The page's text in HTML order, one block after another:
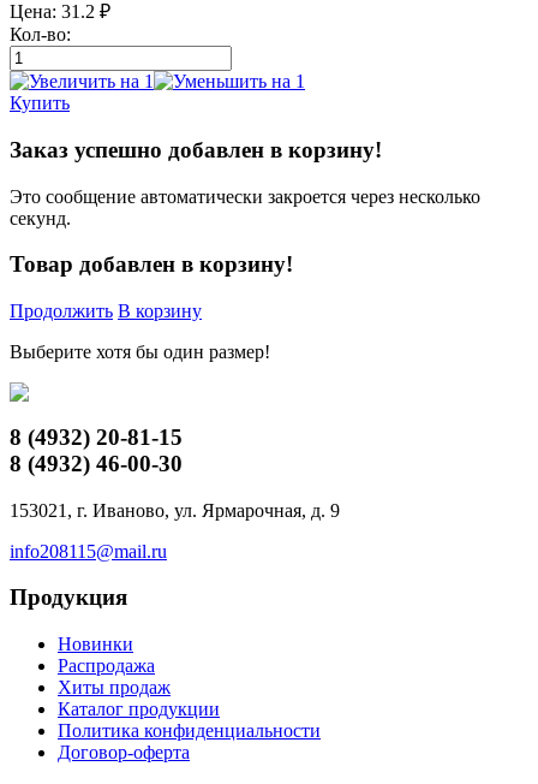
Цена: 31.2 ₽
Кол-во:
Купить
Заказ успешно добавлен в корзину!
Это сообщение автоматически закроется через несколько
секунд.
Товар добавлен в корзину!
Продолжить В корзину
Выберите хотя бы один размер!
8 (4932) 20-81-15
8 (4932) 46-00-30
153021, г. Иваново, ул. Ярмарочная, д. 9
info208115@mail.ru
Продукция
Новинки
Распродажа
Хиты продаж
Каталог продукции
Политика конфиденциальности
Договор-оферта